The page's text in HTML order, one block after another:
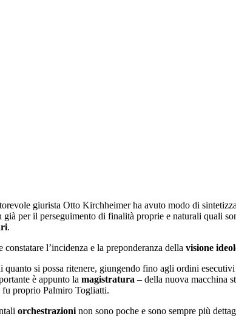
giurista Otto Kirchheimer ha avuto modo di
già per il perseguimento di finalità proprie e naturali quali
.
l’incidenza e la preponderanza della visione
si possa ritenere, giungendo fino agli ordini esecutivi
è appunto la magistratura – della nuova macchina
fu proprio Palmiro Togliatti.
orchestrazioni non sono poche e sono sempre più